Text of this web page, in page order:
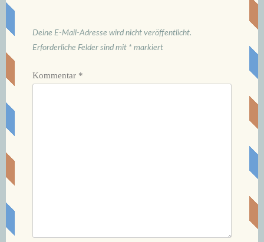
Deine E-Mail-Adresse wird nicht veröffentlicht.
Erforderliche Felder sind mit * markiert
Kommentar *